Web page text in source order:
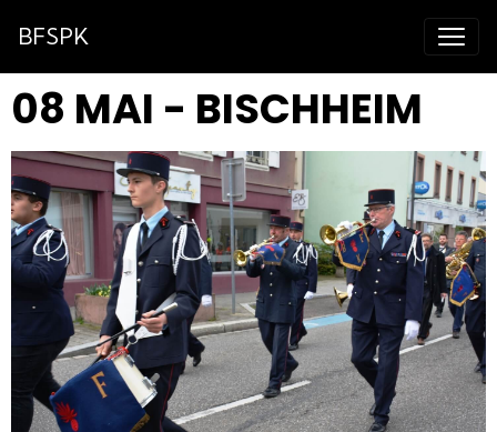
BFSPK
08 MAI - BISCHHEIM